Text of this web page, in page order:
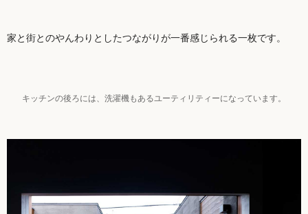
家と街とのやんわりとしたつながりが一番感じられる一枚です。
キッチンの後ろには、洗濯機もあるユーティリティーになっています。